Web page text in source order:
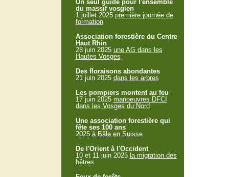
Un seul guide pour l'ensemble
du massif vosgien
1 juillet 2025 première journée de
formation
Association forestière du Centre
Haut Rhin
28 juin 2025 une AG dans les
Hautes Vosges
Des floraisons abondantes
21 juin 2025 dans les arbres
Les pompiers montent au feu
17 juin 2025 manoeuvres DFCI
dans les Vosges du Nord
Une association forestière qui
fête ses 100 ans
2025 à Bâle en Suisse
De l'Orient à l'Occident
10 et 11 juin 2025 la migration des
hêtres